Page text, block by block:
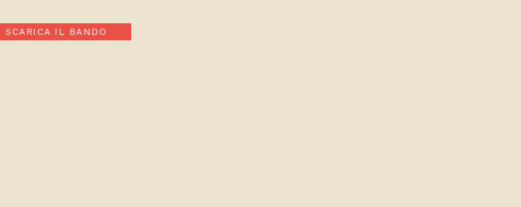
SCARICA IL BANDO